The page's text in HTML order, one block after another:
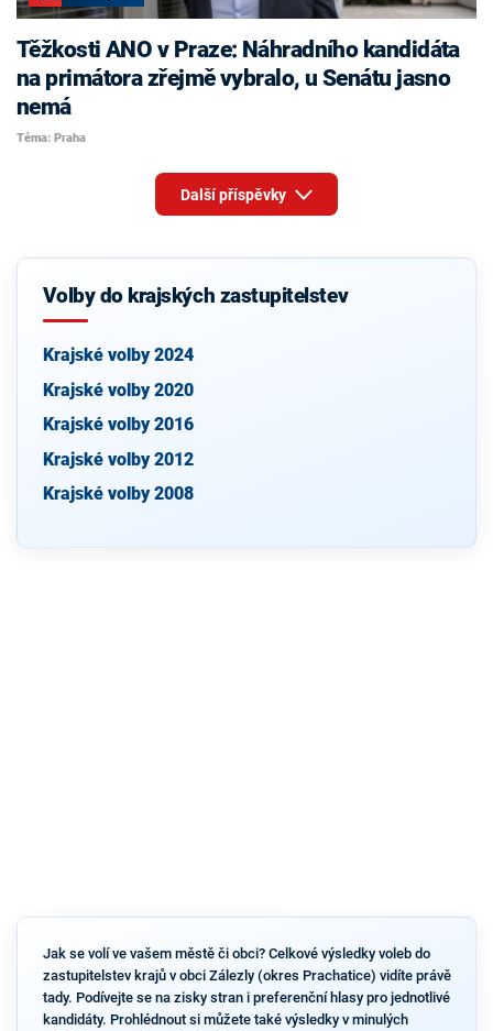
Těžkosti ANO v Praze: Náhradního kandidáta
na primátora zřejmě vybralo, u Senátu jasno
nemá
Téma: Praha
Další příspěvky
Volby do krajských zastupitelstev
Krajské volby 2024
Krajské volby 2020
Krajské volby 2016
Krajské volby 2012
Krajské volby 2008
Jak se volí ve vašem městě či obci? Celkové výsledky voleb do
zastupitelstev krajů v obci Zálezly (okres Prachatice) vidíte právě
tady. Podívejte se na zisky stran i preferenční hlasy pro jednotlivé
kandidáty. Prohlédnout si můžete také výsledky v minulých